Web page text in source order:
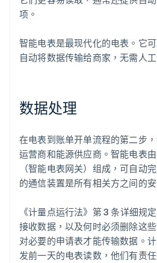
项。
智能电表是最现代化的电表。它
自动将数据传输给商家，无需人工
数据处理
在电表到账单开单流程的第二步
运营商和能源供应商。智能电表
（智能电表网关）组成，可自动
的通信装置是所有相关方之间的安
《计量点运行法》第 3 条详细规
接收数据，以及何时必须删除这
对必要的申请表才能传输数据。
发前一天的电表读数，他们有责